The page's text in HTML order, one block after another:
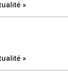
»
»